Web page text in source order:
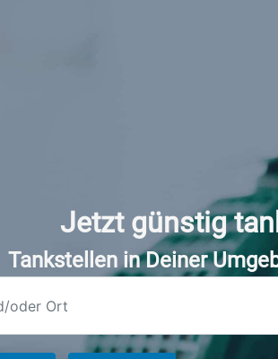
Jetzt günstig
Tankstellen in Deiner